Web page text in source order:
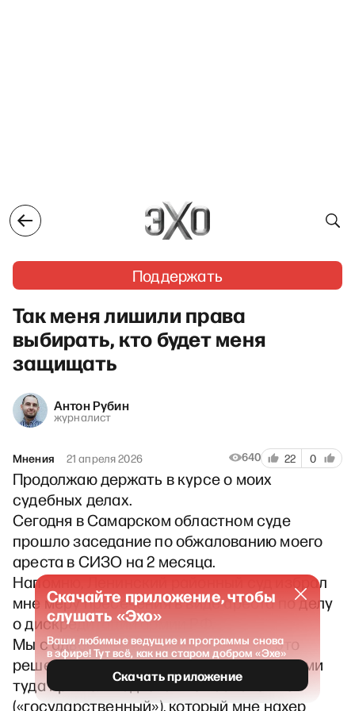
Поддержать
Так меня лишили права
выбирать, кто будет меня
защищать
Антон Рубин
журналист
Мнения 21 апреля 2026 640 22 0
Продолжаю держать в курсе о моих
судебных делах.
Сегодня в Самарском областном суде
прошло заседание по обжалованию моего
ареста в СИЗО на 2 месяца.
Напомню, Ленинский районный суд избрал
мне меру пресечения в виде ареста по делу
о дискредитации армии РФ.
Мы с адвокатом пошли обжаловать это
решение в областной суд. А вслед за нами
туда пришел и адвокат по назначению
(«государственный»), который мне нахер
Скачайте приложение, чтобы
слушать «Эхо»
Ваши любимые ведущие и программы снова
в эфире! Тут всё, как на старом добром «Эхе»
Скачать приложение